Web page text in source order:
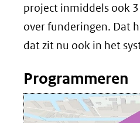
project inmiddels ook
over funderingen. Dat
dat zit nu ook in het
Programmeren